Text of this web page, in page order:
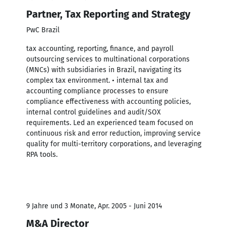
Partner, Tax Reporting and Strategy
PwC Brazil
tax accounting, reporting, finance, and payroll
outsourcing services to multinational corporations
(MNCs) with subsidiaries in Brazil, navigating its
complex tax environment. • internal tax and
accounting compliance processes to ensure
compliance effectiveness with accounting policies,
internal control guidelines and audit/SOX
requirements. Led an experienced team focused on
continuous risk and error reduction, improving service
quality for multi-territory corporations, and leveraging
RPA tools.
9 Jahre und 3 Monate, Apr. 2005 - Juni 2014
M&A Director